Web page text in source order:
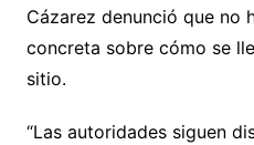
Cázarez denunció que no
concreta sobre cómo se
sitio.
“Las autoridades siguen